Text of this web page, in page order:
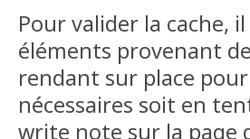
Pour valider la cache,
éléments provenant
rendant sur place
nécessaires soit en
write note sur la page